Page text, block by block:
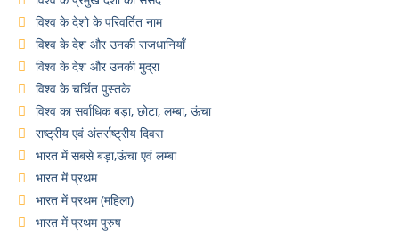
विश्व के देशो के परिवर्तित नाम
विश्व के देश और उनकी राजधानियाँ
विश्व के देश और उनकी मुद्रा
विश्व के चर्चित पुस्तके
विश्व का सर्वाधिक बड़ा, छोटा, लम्बा, ऊंचा
राष्ट्रीय एवं अंतर्राष्ट्रीय दिवस
भारत में सबसे बड़ा,ऊंचा एवं लम्बा
भारत में प्रथम
भारत में प्रथम (महिला)
भारत में प्रथम पुरुष